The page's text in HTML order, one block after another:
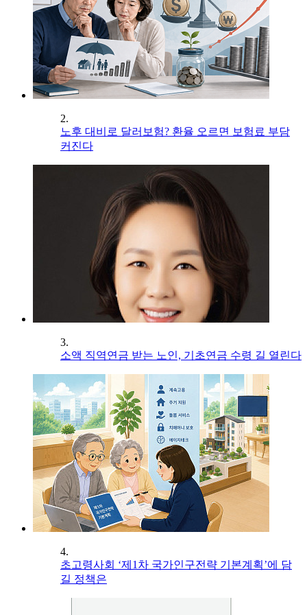
2.
노후 대비로 달러보험? 환율 오르면 보험료 부담
커진다
3.
소액 직역연금 받는 노인, 기초연금 수령 길 열린다
4.
초고령사회 ‘제1차 국가인구전략 기본계획’에 담
길 정책은